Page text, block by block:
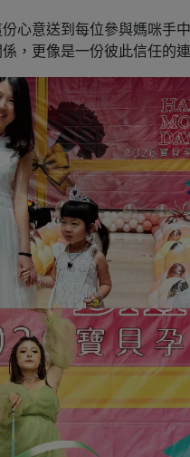
心意送到每位參與媽咪手
，更像是一份彼此信任的連